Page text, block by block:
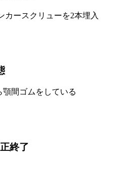
カースクリューを2本埋入
間ゴムをしている
終了